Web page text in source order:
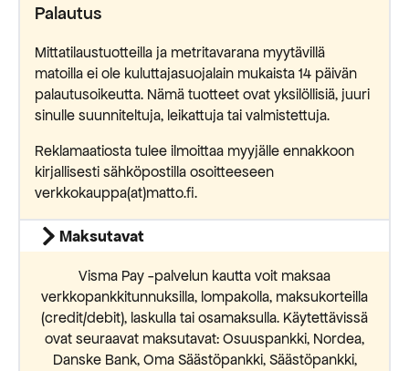
Palautus
Mittatilaustuotteilla ja metritavarana myytävillä
matoilla ei ole kuluttajasuojalain mukaista 14 päivän
palautusoikeutta. Nämä tuotteet ovat yksilöllisiä, juuri
sinulle suunniteltuja, leikattuja tai valmistettuja.
Reklamaatiosta tulee ilmoittaa myyjälle ennakkoon
kirjallisesti sähköpostilla osoitteeseen
verkkokauppa(at)matto.fi.
Maksutavat
Visma Pay -palvelun kautta voit maksaa
verkkopankkitunnuksilla, lompakolla, maksukorteilla
(credit/debit), laskulla tai osamaksulla. Käytettävissä
ovat seuraavat maksutavat: Osuuspankki, Nordea,
Danske Bank, Oma Säästöpankki, Säästöpankki,